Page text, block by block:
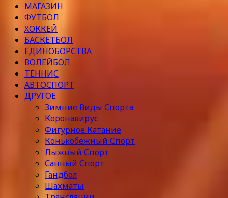
МАГАЗИН
ФУТБОЛ
ХОККЕЙ
БАСКЕТБОЛ
ЕДИНОБОРСТВА
ВОЛЕЙБОЛ
ТЕННИС
АВТОСПОРТ
ДРУГОЕ
Зимние Виды Спорта
Коронавирус
Фигурное Катание
Конькобежный Спорт
Лыжный Спорт
Санный Спорт
Гандбол
Шахматы